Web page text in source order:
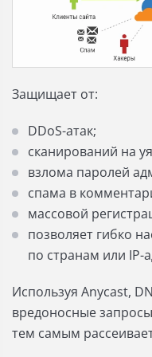
Защищает от:
DDoS-атак;
сканирований на
взлома паролей
спама в
массовой
позволяет гибко
по странам или IP-
Используя Anycast,
вредоносные
тем самым